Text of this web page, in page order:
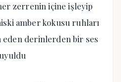
zerrenin içine işleyip
amber kokusu ruhları
eden derinlerden bir ses